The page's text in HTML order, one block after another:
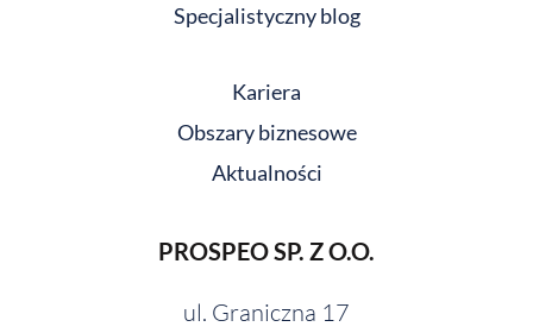
PROSPEO SP. Z O.O.
ul. Graniczna 17
Specjalistyczny blog
Kariera
Obszary biznesowe
Aktualności